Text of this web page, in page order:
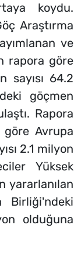
koydu.
Araştırma
ve
rapora göre
sayısı 64.2
göçmen
Rapora
göre Avrupa
2.1 milyon
Yüksek
yararlanılan
Birliği'ndeki
olduğuna